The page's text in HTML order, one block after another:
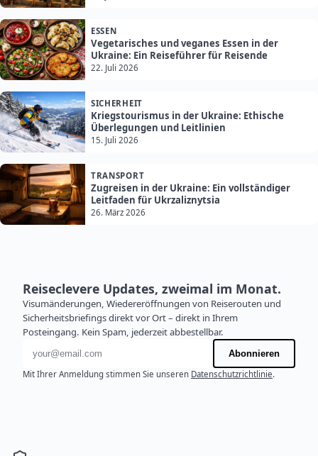
ESSEN
Vegetarisches und veganes Essen in der
Ukraine: Ein Reiseführer für Reisende
22. Juli 2026
SICHERHEIT
Kriegstourismus in der Ukraine: Ethische
Überlegungen und Leitlinien
15. Juli 2026
TRANSPORT
Zugreisen in der Ukraine: Ein vollständiger
Leitfaden für Ukrzaliznytsia
26. März 2026
Reiseclevere Updates, zweimal im Monat.
Visumänderungen, Wiedereröffnungen von Reiserouten und
Sicherheitsbriefings direkt vor Ort – direkt in Ihrem
Posteingang. Kein Spam, jederzeit abbestellbar.
E-Mail-Adresse
Abonnieren
Mit Ihrer Anmeldung stimmen Sie unseren Datenschutzrichtlinie.